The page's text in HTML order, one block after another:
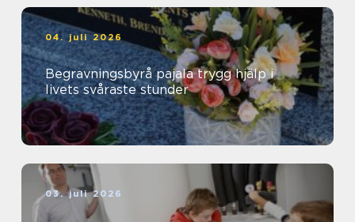
04. juli 2026
Begravningsbyrå pajala trygg hjälp i
livets svåraste stunder
03. juli 2026